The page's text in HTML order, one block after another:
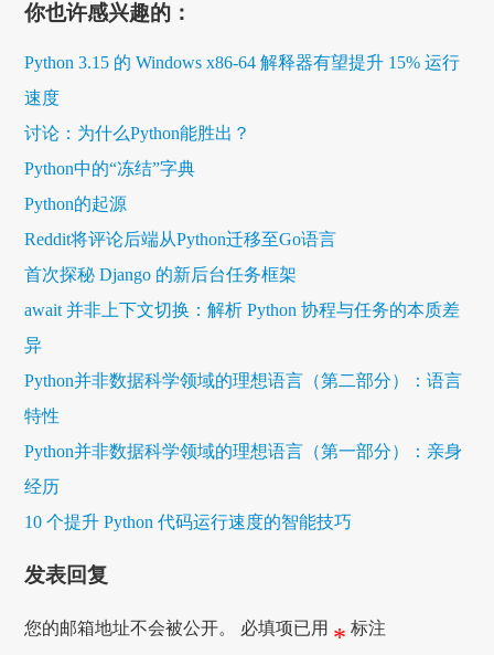
你也许感兴趣的：
Python 3.15 的 Windows x86-64 解释器有望提升 15% 运行
速度
讨论：为什么Python能胜出？
Python中的“冻结”字典
Python的起源
Reddit将评论后端从Python迁移至Go语言
首次探秘 Django 的新后台任务框架
await 并非上下文切换：解析 Python 协程与任务的本质差
异
Python并非数据科学领域的理想语言（第二部分）：语言
特性
Python并非数据科学领域的理想语言（第一部分）：亲身
经历
10 个提升 Python 代码运行速度的智能技巧
发表回复
您的邮箱地址不会被公开。 必填项已用 * 标注